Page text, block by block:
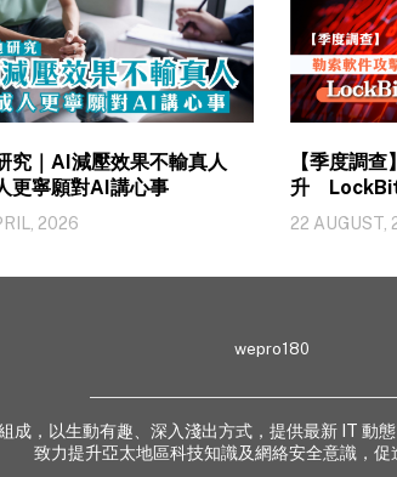
究｜AI減壓效果不輸真人
更寧願對AI講心事
2026
【季度調
升 LockBit
22 AUGUST,
wepro180
成，以生動有趣、深入淺出方式，提供最新 IT 動
致力提升亞太地區科技知識及網絡安全意識，促